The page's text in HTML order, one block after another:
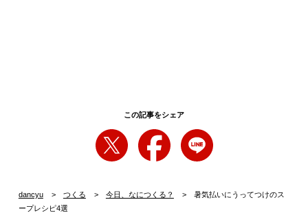
この記事をシェア
dancyu つくる 今日、なにつくる？
暑気払いにうってつけのス
ープレシピ4選